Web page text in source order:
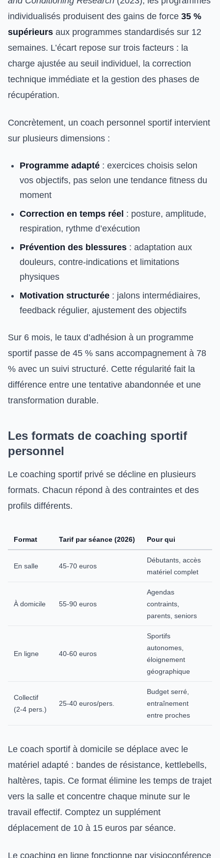
individualisés produisent des gains de force 35 %
supérieurs aux programmes standardisés sur 12
semaines. L’écart repose sur trois facteurs : la
charge ajustée au seuil individuel, la correction
technique immédiate et la gestion des phases de
récupération.
Concrètement, un coach personnel sportif intervient
sur plusieurs dimensions :
Programme adapté : exercices choisis selon
vos objectifs, pas selon une tendance fitness du
moment
Correction en temps réel : posture, amplitude,
respiration, rythme d’exécution
Prévention des blessures : adaptation aux
douleurs, contre-indications et limitations
physiques
Motivation structurée : jalons intermédiaires,
feedback régulier, ajustement des objectifs
Sur 6 mois, le taux d’adhésion à un programme
sportif passe de 45 % sans accompagnement à 78
% avec un suivi structuré. Cette régularité fait la
différence entre une tentative abandonnée et une
transformation durable.
Les formats de coaching sportif
personnel
Le coaching sportif privé se décline en plusieurs
formats. Chacun répond à des contraintes et des
profils différents.
Format Tarif par séance (2026) Pour qui
En salle 45-70 euros
Débutants, accès
matériel complet
À domicile 55-90 euros
Agendas
contraints,
parents, seniors
En ligne 40-60 euros
Sportifs
autonomes,
éloignement
géographique
Collectif
(2-4 pers.)
25-40 euros/pers.
Budget serré,
entraînement
entre proches
Le coach sportif à domicile se déplace avec le
matériel adapté : bandes de résistance, kettlebells,
haltères, tapis. Ce format élimine les temps de trajet
vers la salle et concentre chaque minute sur le
travail effectif. Comptez un supplément
déplacement de 10 à 15 euros par séance.
Le coaching en ligne fonctionne par visioconférence